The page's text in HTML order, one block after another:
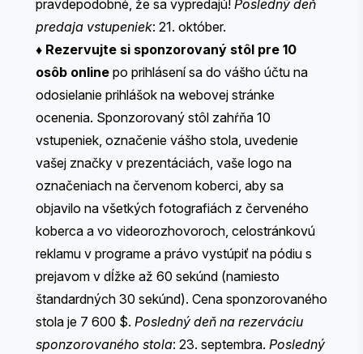
pravdepodobné, že sa vypredajú! Posledný deň
predaja vstupeniek: 21. október.
♦ Rezervujte si sponzorovaný stôl pre 10
osôb online po prihlásení sa do vášho účtu na
odosielanie prihlášok na webovej stránke
ocenenia. Sponzorovaný stôl zahŕňa 10
vstupeniek, označenie vášho stola, uvedenie
vašej značky v prezentáciách, vaše logo na
označeniach na červenom koberci, aby sa
objavilo na všetkých fotografiách z červeného
koberca a vo videorozhovoroch, celostránkovú
reklamu v programe a právo vystúpiť na pódiu s
prejavom v dĺžke až 60 sekúnd (namiesto
štandardných 30 sekúnd). Cena sponzorovaného
stola je 7 600 $. Posledný deň na rezerváciu
sponzorovaného stola: 23. septembra. Posledný